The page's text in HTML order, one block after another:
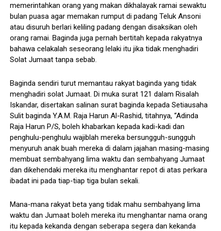
memerintahkan orang yang makan dikhalayak ramai sewaktu
bulan puasa agar memakan rumput di padang Teluk Ansoni
atau disuruh berlari keliling padang dengan disaksikan oleh
orang ramai. Baginda juga pernah bertitah kepada rakyatnya
bahawa celakalah seseorang lelaki itu jika tidak menghadiri
Solat Jumaat tanpa sebab.
Baginda sendiri turut memantau rakyat baginda yang tidak
menghadiri solat Jumaat. Di muka surat 121 dalam Risalah
Iskandar, disertakan salinan surat baginda kepada Setiausaha
Sulit baginda Y.A.M. Raja Harun Al-Rashid, titahnya, “Adinda
Raja Harun P/S, boleh khabarkan kepada kadi-kadi dan
penghulu-penghulu wajiblah mereka bersungguh-sungguh
menyuruh anak buah mereka di dalam jajahan masing-masing
membuat sembahyang lima waktu dan sembahyang Jumaat
dan dikehendaki mereka itu menghantar repot di atas perkara
ibadat ini pada tiap-tiap tiga bulan sekali.
Mana-mana rakyat beta yang tidak mahu sembahyang lima
waktu dan Jumaat boleh mereka itu menghantar nama orang
itu kepada kekanda dengan seberapa segera dan kekanda